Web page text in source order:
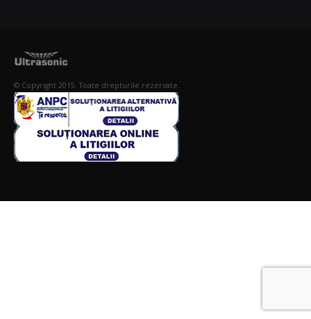
© Copyright 2015. Toate drepturile rezervate.